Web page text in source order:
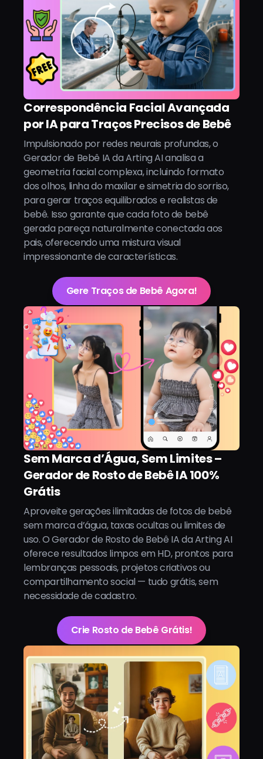
Correspondência Facial Avançada
por IA para Traços Precisos de Bebê
Impulsionado por redes neurais profundas, o
Gerador de Bebê IA da Arting AI analisa a
geometria facial complexa, incluindo formato
dos olhos, linha do maxilar e simetria do sorriso,
para gerar traços equilibrados e realistas de
bebê. Isso garante que cada foto de bebê
gerada pareça naturalmente conectada aos
pais, oferecendo uma mistura visual
impressionante de características.
Gere Traços de Bebê Agora!
Sem Marca d’Água, Sem Limites –
Gerador de Rosto de Bebê IA 100%
Grátis
Aproveite gerações ilimitadas de fotos de bebê
sem marca d’água, taxas ocultas ou limites de
uso. O Gerador de Rosto de Bebê IA da Arting AI
oferece resultados limpos em HD, prontos para
lembranças pessoais, projetos criativos ou
compartilhamento social — tudo grátis, sem
necessidade de cadastro.
Crie Rosto de Bebê Grátis!